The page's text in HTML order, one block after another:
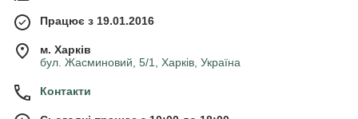
Працює з 19.01.2016
м. Харків
бул. Жасминовий, 5/1, Харків, Україна
Контакти